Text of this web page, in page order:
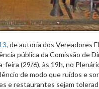
, de autoria dos Vereadores
pública da Comissão de
feira (29/6), às 19h, no
de modo que ruídos e
e restaurantes sejam